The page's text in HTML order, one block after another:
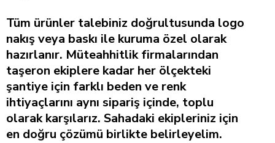
Tüm ürünler talebiniz doğrultusunda logo
nakış veya baskı ile kuruma özel olarak
hazırlanır. Müteahhitlik firmalarından
taşeron ekiplere kadar her ölçekteki
şantiye için farklı beden ve renk
ihtiyaçlarını aynı sipariş içinde, toplu
olarak karşılarız. Sahadaki ekipleriniz için
en doğru çözümü birlikte belirleyelim.